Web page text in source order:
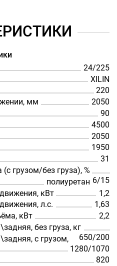
24/225
XILIN
220
мм
2050
90
4500
2050
1950
31
грузом/без груза), %
6/15
полиуретан
кВт
1,2
л.с.
1,63
кВт
2,2
без груза, кг
650/200
с грузом,
1280/1070
820